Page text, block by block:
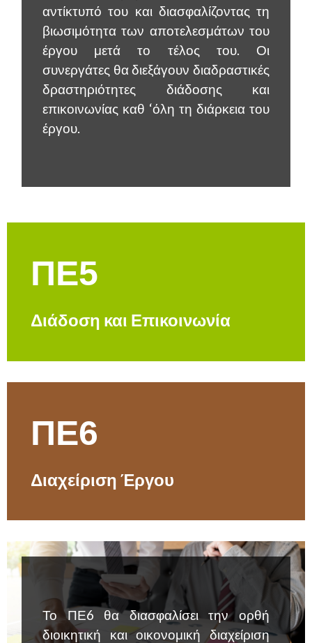
αντίκτυπό του και διασφαλίζοντας τη
βιωσιμότητα των αποτελεσμάτων του
έργου μετά το τέλος του. Οι
συνεργάτες θα διεξάγουν διαδραστικές
δραστηριότητες διάδοσης και
επικοινωνίας καθ ‘όλη τη διάρκεια του
έργου.
ΠΕ5
Διάδοση και Επικοινωνία
ΠΕ6
Διαχείριση Έργου
Το ΠΕ6 θα διασφαλίσει την ορθή
διοικητική και οικονομική διαχείριση